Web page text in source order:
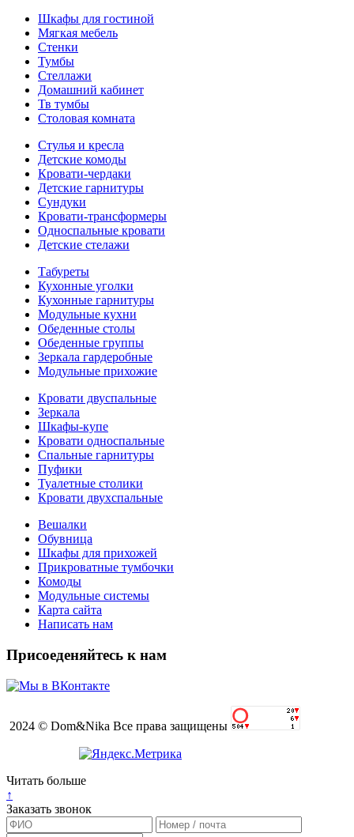
Шкафы для гостиной
Мягкая мебель
Стенки
Тумбы
Стеллажи
Домашний кабинет
Тв тумбы
Столовая комната
Стулья и кресла
Детские комоды
Кровати-чердаки
Детские гарнитуры
Сундуки
Кровати-трансформеры
Односпальные кровати
Детские стелажи
Табуреты
Кухонные уголки
Кухонные гарнитуры
Модульные кухни
Обеденные столы
Обеденные группы
Зеркала гардеробные
Модульные прихожие
Кровати двуспальные
Зеркала
Шкафы-купе
Кровати односпальные
Спальные гарнитуры
Пуфики
Туалетные столики
Кровати двухспальные
Вешалки
Обувница
Шкафы для прихожей
Прикроватные тумбочки
Комоды
Модульные системы
Карта сайта
Написать нам
Присоеденяйтесь к нам
2024 © Dom&Nika Все права защищены
Читать больше
↑
Заказать звонок